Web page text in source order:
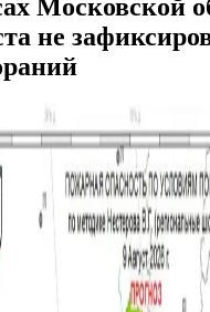
Московской
не